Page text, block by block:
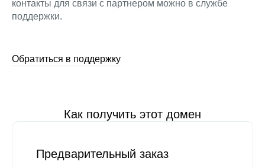
контакты для связи с партнером можно в службе
поддержки.
Обратиться в поддержку
Как получить этот домен
Предварительный заказ